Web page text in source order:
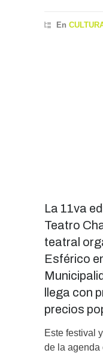
En
La 11va
Teatro
teatral
Esférico
llega con
precios
Este festival
de la agenda